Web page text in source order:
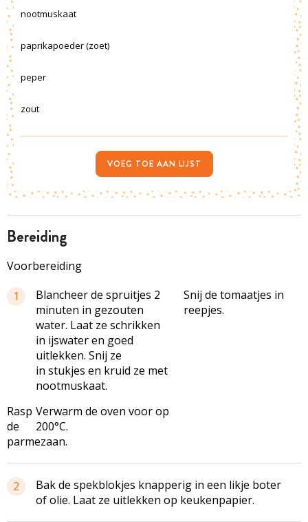
bereiding
Voorbereiding
1
Blancheer de spruitjes 2
minuten in gezouten
water. Laat ze schrikken
in ijswater en goed
uitlekken. Snij ze
in stukjes en kruid ze met
nootmuskaat.
Snij de tomaatjes in
reepjes.
Rasp
de
parmezaan.
Verwarm de oven voor op
200°C.
2
Bak de spekblokjes knapperig in een likje boter
of olie. Laat ze uitlekken op keukenpapier.
nootmuskaat
paprikapoeder (zoet)
peper
zout
VOEG TOE AAN LIJST